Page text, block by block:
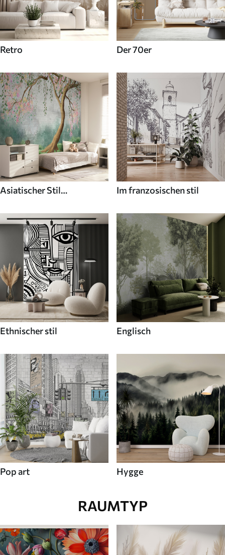
Retro Der 70er
Asiatischer Stil
Im franzosischen stil
Ethnischer stil Englisch
Pop art Hygge
RAUMTYP